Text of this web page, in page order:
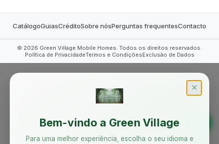
CatálogoGuiasCréditoSobre nósPerguntas frequentesContacto
© 2026 Green Village Mobile Homes. Todos os direitos reservados.
Política de PrivacidadeTermos e CondiçõesExclusão de Dados
✕
Bem-vindo a Green Village
Para uma melhor experiência, escolha o seu idioma e